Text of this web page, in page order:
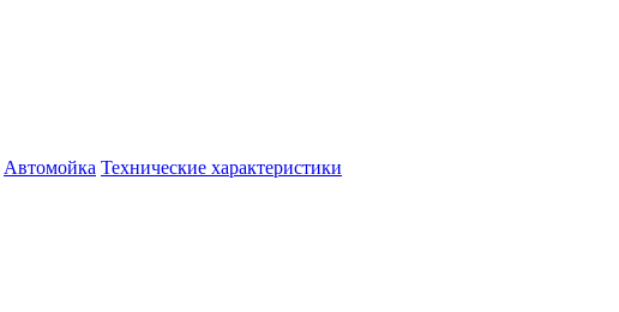
Автомойка Технические характеристики